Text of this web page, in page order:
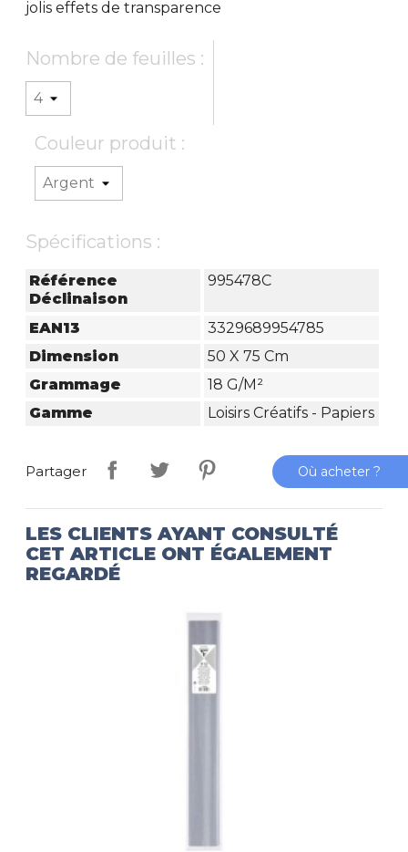
jolis effets de transparence
Nombre de feuilles :
Couleur produit :
Spécifications :
Référence
Déclinaison
995478C
EAN13
3329689954785
Dimension
50 X 75 Cm
Grammage
18 G/m²
Gamme
Loisirs Créatifs - Papiers
Partager
LES CLIENTS AYANT CONSULTÉ
CET ARTICLE ONT ÉGALEMENT
REGARDÉ
Où acheter ?